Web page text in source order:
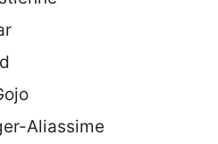
Aliassime